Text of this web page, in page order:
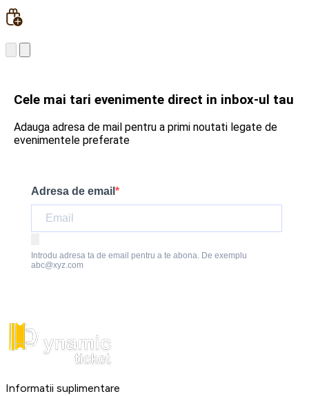
Cele mai tari evenimente direct in inbox-ul tau
Adauga adresa de mail pentru a primi noutati legate de
evenimentele preferate
Adresa de email
Introdu adresa ta de email pentru a te abona. De exemplu
abc@xyz.com
Informatii suplimentare